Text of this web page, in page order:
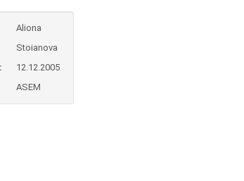
Aliona
Stoianova
12.12.2005
ASEM